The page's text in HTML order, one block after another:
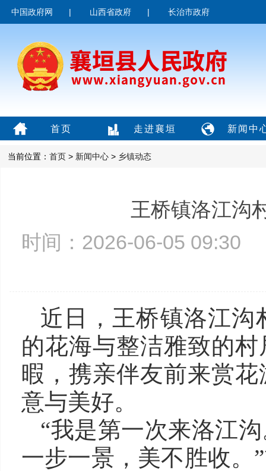
中国政府网 | 山西省政府 | 长治市政府
首页 走进襄垣 新闻中
当前位置： 首页 > 新闻中心 > 乡镇动态
王桥镇洛江沟
时间：2026-06-05
近日，王桥镇洛江沟
的花海与整洁雅致的
暇，携亲伴友前来赏
意与美好。
“我是第一次来洛江
一步一景，美不胜收。